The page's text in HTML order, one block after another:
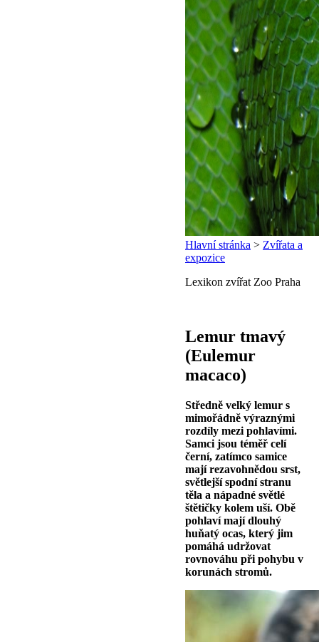
Hlavní stránka > Zvířata a
expozice
Lexikon zvířat Zoo Praha
Lemur tmavý
(Eulemur
macaco)
Středně velký lemur s
mimořádně výraznými
rozdíly mezi pohlavími.
Samci jsou téměř celí
černí, zatímco samice
mají rezavohnědou srst,
světlejší spodní stranu
těla a nápadné světlé
štětičky kolem uší. Obě
pohlaví mají dlouhý
huňatý ocas, který jim
pomáhá udržovat
rovnováhu při pohybu v
korunách stromů.